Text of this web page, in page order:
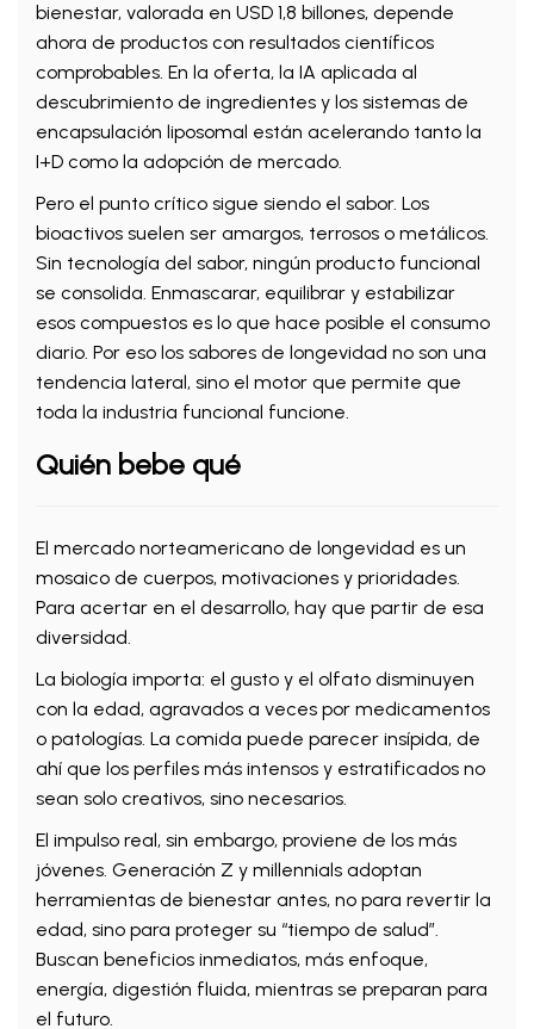
bienestar, valorada en USD 1,8 billones, depende
ahora de productos con resultados científicos
comprobables. En la oferta, la IA aplicada al
descubrimiento de ingredientes y los sistemas de
encapsulación liposomal están acelerando tanto la
I+D como la adopción de mercado.
Pero el punto crítico sigue siendo el sabor. Los
bioactivos suelen ser amargos, terrosos o metálicos.
Sin tecnología del sabor, ningún producto funcional
se consolida. Enmascarar, equilibrar y estabilizar
esos compuestos es lo que hace posible el consumo
diario. Por eso los sabores de longevidad no son una
tendencia lateral, sino el motor que permite que
toda la industria funcional funcione.
Quién bebe qué
El mercado norteamericano de longevidad es un
mosaico de cuerpos, motivaciones y prioridades.
Para acertar en el desarrollo, hay que partir de esa
diversidad.
La biología importa: el gusto y el olfato disminuyen
con la edad, agravados a veces por medicamentos
o patologías. La comida puede parecer insípida, de
ahí que los perfiles más intensos y estratificados no
sean solo creativos, sino necesarios.
El impulso real, sin embargo, proviene de los más
jóvenes. Generación Z y millennials adoptan
herramientas de bienestar antes, no para revertir la
edad, sino para proteger su “tiempo de salud”.
Buscan beneficios inmediatos, más enfoque,
energía, digestión fluida, mientras se preparan para
el futuro.